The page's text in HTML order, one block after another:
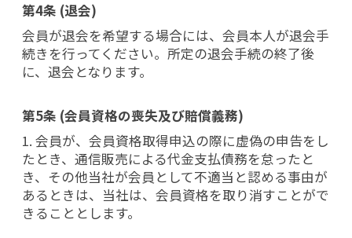
第4条 (退会)
会員が退会を希望する場合には、会員本人が退会手
続きを行ってください。所定の退会手続の終了後
に、退会となります。
第5条 (会員資格の喪失及び賠償義務)
1. 会員が、会員資格取得申込の際に虚偽の申告をし
たとき、通信販売による代金支払債務を怠ったと
き、その他当社が会員として不適当と認める事由が
あるときは、当社は、会員資格を取り消すことがで
きることとします。